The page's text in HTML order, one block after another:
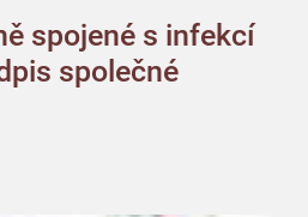
spojené s infekcí
společné